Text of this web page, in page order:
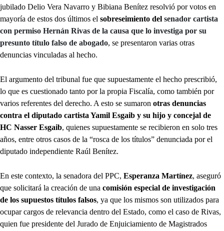
jubilado Delio Vera Navarro y Bibiana Benítez resolvió por votos en
mayoría de estos dos últimos el sobreseimiento del senador cartista
con permiso Hernán Rivas de la causa que lo investiga por su
presunto título falso de abogado, se presentaron varias otras
denuncias vinculadas al hecho.
El argumento del tribunal fue que supuestamente el hecho prescribió,
lo que es cuestionado tanto por la propia Fiscalía, como también por
varios referentes del derecho. A esto se sumaron otras denuncias
contra el diputado cartista Yamil Esgaib y su hijo y concejal de
HC Nasser Esgaib, quienes supuestamente se recibieron en solo tres
años, entre otros casos de la “rosca de los títulos” denunciada por el
diputado independiente Raúl Benítez.
En este contexto, la senadora del PPC, Esperanza Martínez, aseguró
que solicitará la creación de una comisión especial de investigación
de los supuestos títulos falsos, ya que los mismos son utilizados para
ocupar cargos de relevancia dentro del Estado, como el caso de Rivas,
quien fue presidente del Jurado de Enjuiciamiento de Magistrados